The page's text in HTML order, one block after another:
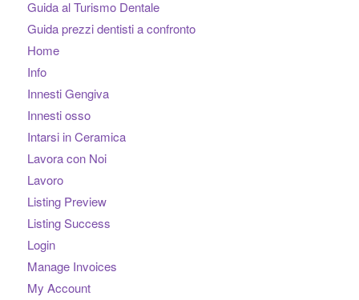
Guida al Turismo Dentale
Guida prezzi dentisti a confronto
Home
Info
Innesti Gengiva
Innesti osso
Intarsi in Ceramica
Lavora con Noi
Lavoro
Listing Preview
Listing Success
Login
Manage Invoices
My Account